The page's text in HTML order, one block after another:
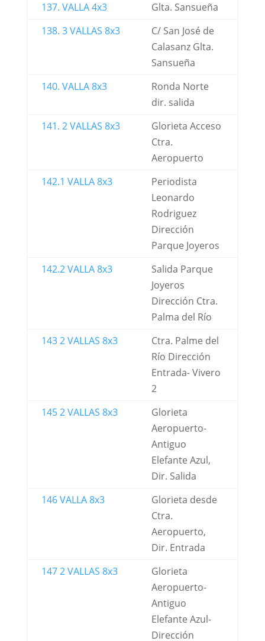
137. VALLA 4x3
Glta. Sansueña
138. 3 VALLAS 8x3
C/ San José de
Calasanz Glta.
Sansueña
140. VALLA 8x3
Ronda Norte
dir. salida
141. 2 VALLAS 8x3
Glorieta Acceso
Ctra.
Aeropuerto
142.1 VALLA 8x3
Periodista
Leonardo
Rodriguez
Dirección
Parque Joyeros
142.2 VALLA 8x3
Salida Parque
Joyeros
Dirección Ctra.
Palma del Río
143 2 VALLAS 8x3
Ctra. Palme del
Río Dirección
Entrada- Vivero
2
145 2 VALLAS 8x3
Glorieta
Aeropuerto-
Antiguo
Elefante Azul,
Dir. Salida
146 VALLA 8x3
Glorieta desde
Ctra.
Aeropuerto,
Dir. Entrada
147 2 VALLAS 8x3
Glorieta
Aeropuerto-
Antiguo
Elefante Azul-
Dirección